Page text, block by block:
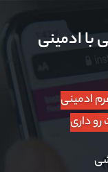
۶۰ میلیونی با ادمینی
ادمینی